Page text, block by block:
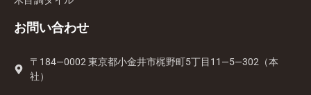
お問い合わせ
〒184—0002 東京都小金井市梶野町5丁目11—5—302（本
社）